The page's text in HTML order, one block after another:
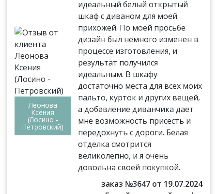
Леонова
Ксения
(Лосино -
Петровский)
идеальный белый открытый
шкаф с диваном для моей
прихожей. По моей просьбе
дизайн был немного изменен в
процессе изготовления, и
результат получился
идеальным. В шкафу
достаточно места для всех моих
пальто, курток и других вещей,
а добавление диванчика дает
мне возможность присесть и
передохнуть с дороги. Белая
отделка смотрится
великолепно, и я очень
довольна своей покупкой.
заказ №3647 от 19.07.2024